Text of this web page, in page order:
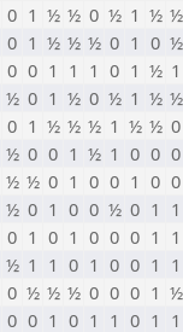
0 1 ½ ½ 0 ½ 1 ½ ½
0 1 ½ ½ ½ 0 1 0 ½
0 0 1 1 1 0 1 ½ 1
½ 0 1 ½ 0 ½ 1 ½ ½
0 1 ½ ½ ½ 1 ½ ½ 0
½ 0 0 1 ½ 1 0 0 0
½ ½ 0 1 0 0 1 0 0
½ 0 1 0 0 ½ 0 1 1
0 1 0 1 0 0 0 1 1
½ 1 1 0 1 0 0 1 1
0 ½ ½ ½ 0 0 0 1 ½
0 0 1 0 1 1 0 1 1